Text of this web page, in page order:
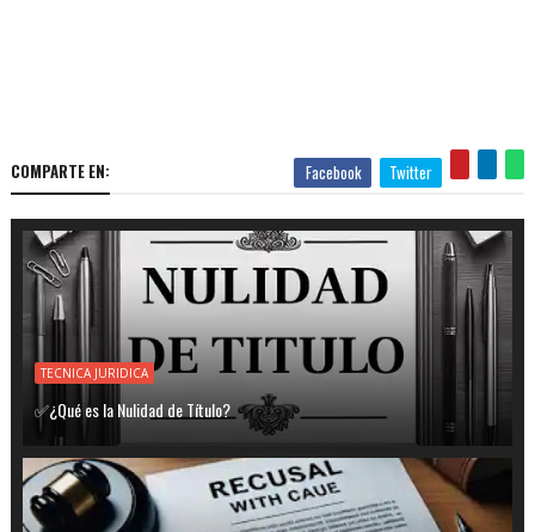
COMPARTE EN: Facebook Twitter
TECNICA JURIDICA
✅¿Qué es la Nulidad de Título?